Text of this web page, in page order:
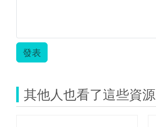
發表
其他人也看了這些資源